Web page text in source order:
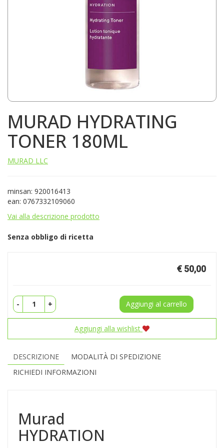
MURAD HYDRATING
TONER 180ML
MURAD LLC
minsan: 920016413
ean: 0767332109060
Vai alla descrizione prodotto
Senza obbligo di ricetta
€ 50,00
- + Aggiungi al carrello
Aggiungi alla wishlist
DESCRIZIONE
MODALITÀ DI SPEDIZIONE
RICHIEDI INFORMAZIONI
Murad
HYDRATION